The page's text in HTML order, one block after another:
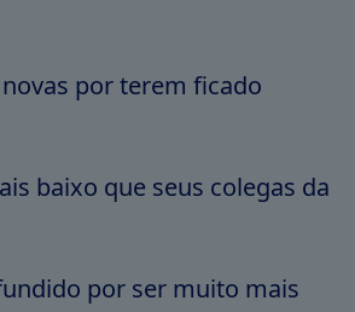
por terem ficado
baixo que seus colegas da
por ser muito mais